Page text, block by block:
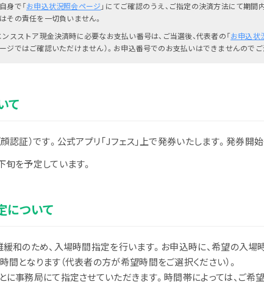
身で「お申込状況照会ページ 」にてご確認のうえ、ご指定の決済方法にて期
その責任を一切負いません。
スストア現金決済時に必要なお支払い番号は、ご当選後、代表者の「お申込状
ジではご確認いただけません）。お申込番号でのお支払いはできませんのでご
て
認証）です。公式アプリ「Jフェス」上で発券いたします。発券開
を予定しています。
について
和のため、入場時間指定を行います。お申込時に、希望の入場
となります（代表者の方が希望時間をご選択ください）。
に事務局にて指定させていただきます。時間帯によっては、ご希